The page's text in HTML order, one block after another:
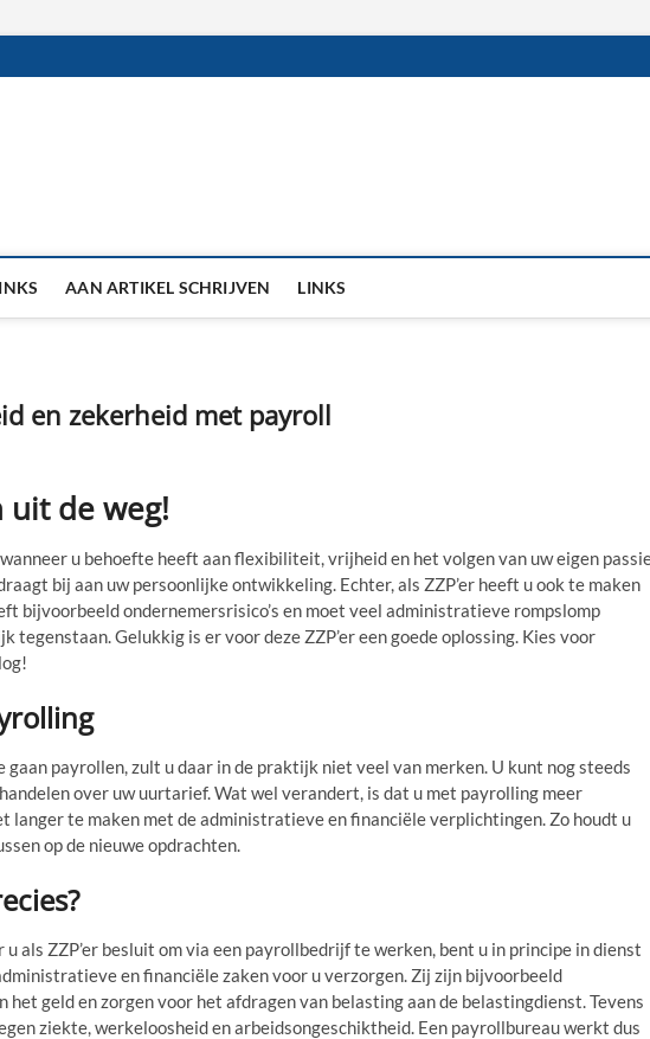
AAN ARTIKEL SCHRIJVEN LINKS
en zekerheid met payroll
uit de weg!
u behoefte heeft aan flexibiliteit, vrijheid en het volgen van uw eigen
bij aan uw persoonlijke ontwikkeling. Echter, als ZZP’er heeft u ook te maken
bijvoorbeeld ondernemersrisico’s en moet veel administratieve rompslomp
tegenstaan. Gelukkig is er voor deze ZZP’er een goede oplossing. Kies voor
gaan payrollen, zult u daar in de praktijk niet veel van merken. U kunt nog steeds
over uw uurtarief. Wat wel verandert, is dat u met payrolling meer
langer te maken met de administratieve en financiële verplichtingen. Zo houdt u
op de nieuwe opdrachten.
als ZZP’er besluit om via een payrollbedrijf te werken, bent u in principe in dienst
en financiële zaken voor u verzorgen. Zij zijn bijvoorbeeld
geld en zorgen voor het afdragen van belasting aan de belastingdienst. Tevens
ziekte, werkeloosheid en arbeidsongeschiktheid. Een payrollbureau werkt dus